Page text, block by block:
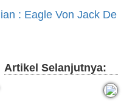
: Eagle Von Jack De
Artikel Selanjutnya: